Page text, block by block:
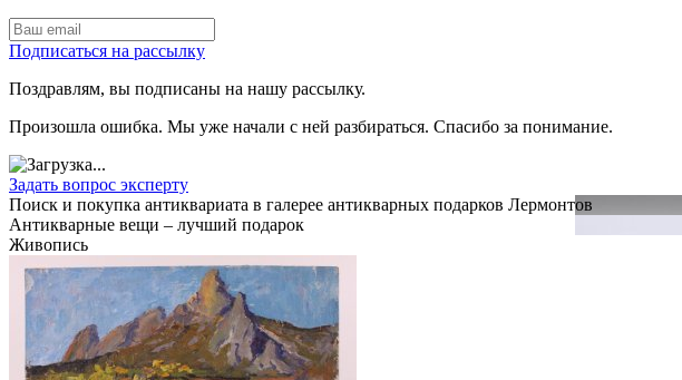
Подписаться на рассылку
Поздравлям, вы подписаны на нашу рассылку.
Произошла ошибка. Мы уже начали с ней разбираться. Спасибо за понимание.
Задать вопрос эксперту
Поиск и покупка антиквариата в галерее антикварных подарков Лермонтов
Антикварные вещи – лучший подарок
Живопись